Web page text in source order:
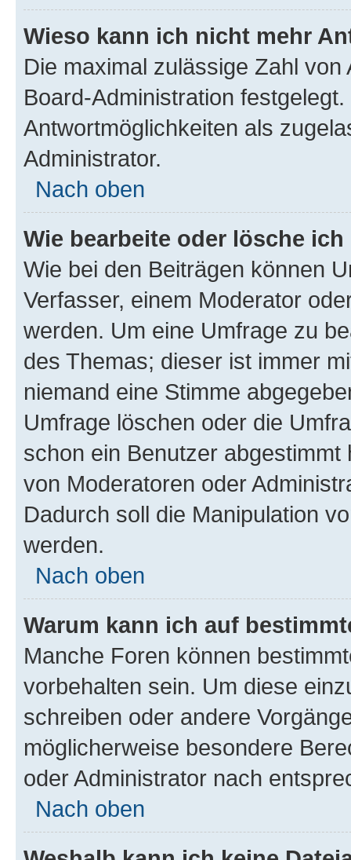
Wieso kann ich nicht mehr
Die maximal zulässige Zahl
Board-Administration
Antwortmöglichkeiten als
Administrator.
Nach oben
Wie bearbeite oder lösche
Wie bei den Beiträgen können
Verfasser, einem Moderator
werden. Um eine Umfrage zu
des Themas; dieser ist immer
niemand eine Stimme
Umfrage löschen oder die
schon ein Benutzer
von Moderatoren oder
Dadurch soll die Manipulation
werden.
Nach oben
Warum kann ich auf
Manche Foren können
vorbehalten sein. Um diese
schreiben oder andere
möglicherweise besondere
oder Administrator nach
Nach oben